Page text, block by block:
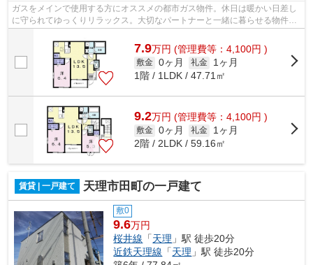
ガスをメインで使用する方にオススメの都市ガス物件。休日は暖かい日差し
に守られてゆっくりリラックス。大切なパートナーと一緒に暮らせる物件で
す。マンションの防音性にも優れたフ...
7.9万円 (管理費等：4,100円 )
敷金 0ヶ月 礼金
1ヶ月
1階 / 1LDK / 47.71㎡
9.2万円 (管理費等：4,100円 )
敷金 0ヶ月 礼金
1ヶ月
2階 / 2LDK / 59.16㎡
賃貸 | 一戸建て 天理市田町の一戸建て
敷0
9.6万円
桜井線 「天理 」駅 徒歩20分
近鉄天理線 「天理 」駅 徒歩20分